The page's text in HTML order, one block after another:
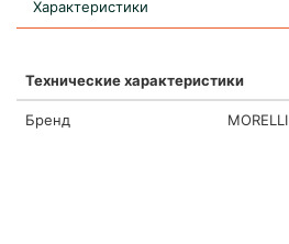
Характеристики
Технические характеристики
Бренд MORELLI